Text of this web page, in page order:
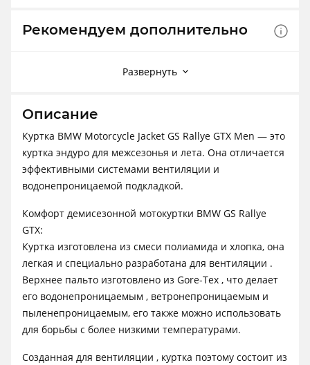
Рекомендуем дополнительно
Развернуть
Описание
Куртка BMW Motorcycle Jacket GS Rallye GTX Men — это
куртка эндуро для межсезонья и лета. Она отличается
эффективными системами вентиляции и
водонепроницаемой подкладкой.
Комфорт демисезонной мотокуртки BMW GS Rallye
GTX:
Куртка изготовлена ​​из смеси полиамида и хлопка, она
легкая и специально разработана для вентиляции .
Верхнее пальто изготовлено из Gore-Tex , что делает
его водонепроницаемым , ветронепроницаемым и
пыленепроницаемым, его также можно использовать
для борьбы с более низкими температурами.
Созданная для вентиляции , куртка поэтому состоит из